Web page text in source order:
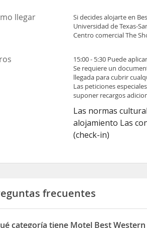
llegar
Si decides alojarte en
Universidad de Texas-
Centro comercial The
15:00 - 5:30 Puede
Se requiere un
llegada para cubrir
Las peticiones
suponer recargos
Las normas
alojamiento Las
(check-in)
frecuentes
categoría tiene Motel Best Western